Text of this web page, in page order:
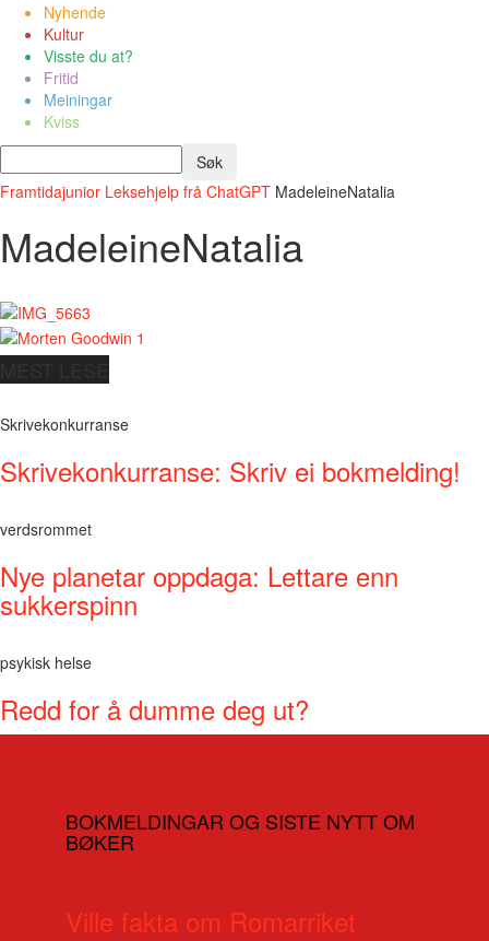
Nyhende
Kultur
Visste du at?
Fritid
Meiningar
Kviss
Framtidajunior Leksehjelp frå ChatGPT MadeleineNatalia
MadeleineNatalia
Skrivekonkurranse
Skrivekonkurranse: Skriv ei bokmelding!
verdsrommet
Nye planetar oppdaga: Lettare enn
sukkerspinn
psykisk helse
Redd for å dumme deg ut?
BOKMELDINGAR OG SISTE NYTT OM
BØKER
Ville fakta om Romarriket